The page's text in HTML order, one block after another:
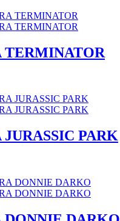
TERMINATOR
PARK